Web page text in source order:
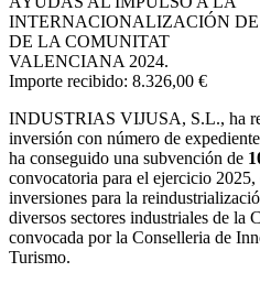
INTERNACIONALIZACIÓN DE
DE LA COMUNITAT
VALENCIANA 2024.
Importe recibido: 8.326,00 €
INDUSTRIAS VIJUSA, S.L., ha
inversión con número de
ha conseguido una subvención de
convocatoria para el ejercicio 2025,
inversiones para la
diversos sectores industriales de la
convocada por la Conselleria de
Turismo.